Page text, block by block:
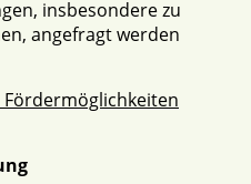
insbesondere zu
angefragt werden